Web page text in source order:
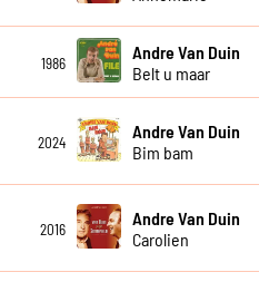
1986
Andre Van Duin
Belt u maar
2024
Andre Van Duin
Bim bam
2016
Andre Van Duin
Carolien